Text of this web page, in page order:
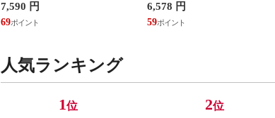
設計・監理、建設請負 第２版
/富田裕 小里佳嵩
7,590 円
69
ワコ
6,578 円
59
人気ランキング
1位 2位